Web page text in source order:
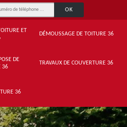
ET
DÉMOUSSAGE DE TOITURE 36
DE
36
TRAVAUX DE COUVERTURE 36
36